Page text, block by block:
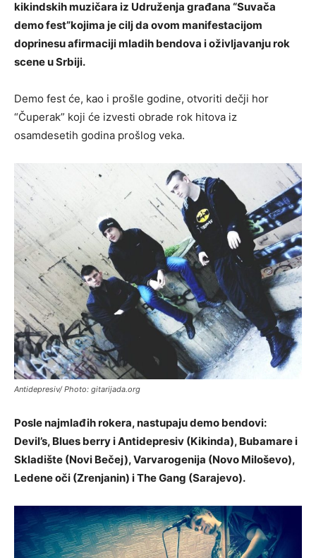
kikindskih muzičara iz Udruženja građana “Suvača
demo fest”kojima je cilj da ovom manifestacijom
doprinesu afirmaciji mladih bendova i oživljavanju rok
scene u Srbiji.
Demo fest će, kao i prošle godine, otvoriti dečji hor
“Čuperak” koji će izvesti obrade rok hitova iz
osamdesetih godina prošlog veka.
Antidepresiv/ Photo: gitarijada.org
Posle najmlađih rokera, nastupaju demo bendovi:
Devil’s, Blues berry i Antidepresiv (Kikinda), Bubamare i
Skladište (Novi Bečej), Varvarogenija (Novo Miloševo),
Ledene oči (Zrenjanin) i The Gang (Sarajevo).